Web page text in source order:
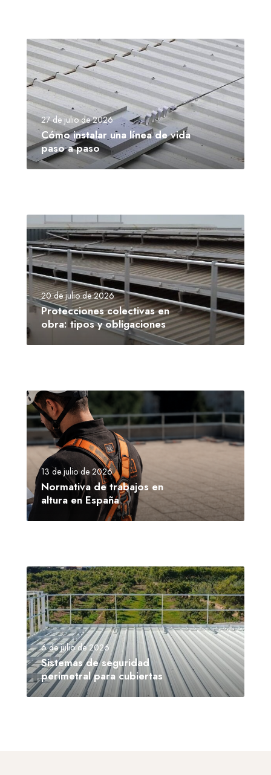
27 de julio de 2026
Cómo instalar una línea de vida
paso a paso
20 de julio de 2026
Protecciones colectivas en
obra: tipos y obligaciones
13 de julio de 2026
Normativa de trabajos en
altura en España
6 de julio de 2026
Sistemas de seguridad
perimetral para cubiertas